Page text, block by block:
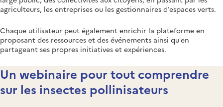
agriculteurs, les entreprises ou les gestionnaires d’espaces verts.
Chaque utilisateur peut également enrichir la plateforme en
proposant des ressources et des événements ainsi qu’en
partageant ses propres initiatives et expériences.
Un webinaire pour tout comprendre
sur les insectes pollinisateurs